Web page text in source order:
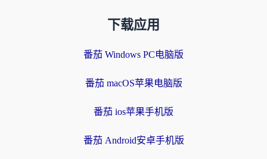
下载应用
番茄 Windows PC电脑版
番茄 macOS苹果电脑版
番茄 ios苹果手机版
番茄 Android安卓手机版